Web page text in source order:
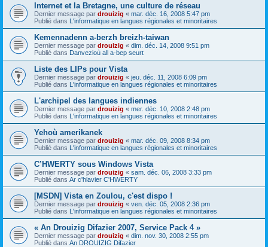
Internet et la Bretagne, une culture de réseau
Dernier message par drouizig « mar. déc. 16, 2008 5:47 pm
Publié dans L'informatique en langues régionales et minoritaires
Kemennadenn a-berzh breizh-taiwan
Dernier message par drouizig « dim. déc. 14, 2008 9:51 pm
Publié dans Danvezioù all a-bep seurt
Liste des LIPs pour Vista
Dernier message par drouizig « jeu. déc. 11, 2008 6:09 pm
Publié dans L'informatique en langues régionales et minoritaires
L'archipel des langues indiennes
Dernier message par drouizig « mer. déc. 10, 2008 2:48 pm
Publié dans L'informatique en langues régionales et minoritaires
Yehoù amerikanek
Dernier message par drouizig « mar. déc. 09, 2008 8:34 pm
Publié dans L'informatique en langues régionales et minoritaires
C’HWERTY sous Windows Vista
Dernier message par drouizig « sam. déc. 06, 2008 3:33 pm
Publié dans Ar c'hlavier C'HWERTY
[MSDN] Vista en Zoulou, c'est dispo !
Dernier message par drouizig « ven. déc. 05, 2008 2:36 pm
Publié dans L'informatique en langues régionales et minoritaires
« An Drouizig Difazier 2007, Service Pack 4 »
Dernier message par drouizig « dim. nov. 30, 2008 2:55 pm
Publié dans An DROUIZIG Difazier